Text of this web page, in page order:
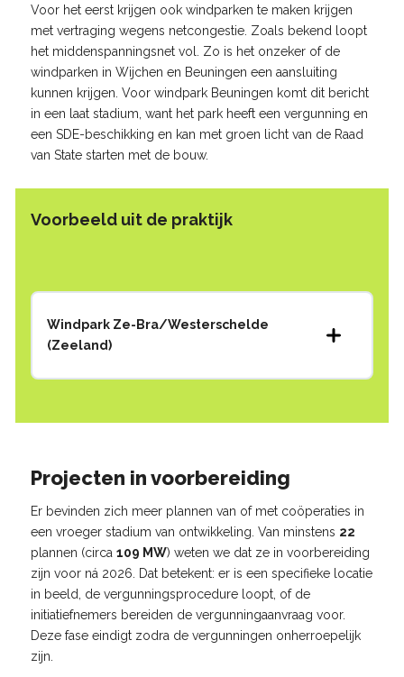
Voor het eerst krijgen ook windparken te maken krijgen
met vertraging wegens netcongestie. Zoals bekend loopt
het middenspanningsnet vol. Zo is het onzeker of de
windparken in Wijchen en Beuningen een aansluiting
kunnen krijgen. Voor windpark Beuningen komt dit bericht
in een laat stadium, want het park heeft een vergunning en
een SDE-beschikking en kan met groen licht van de Raad
van State starten met de bouw.
Voorbeeld uit de praktijk
Windpark Ze-Bra/Westerschelde
(Zeeland)
Projecten in voorbereiding
Er bevinden zich meer plannen van of met coöperaties in
een vroeger stadium van ontwikkeling. Van minstens 22
plannen (circa 109 MW) weten we dat ze in voorbereiding
zijn voor ná 2026. Dat betekent: er is een specifieke locatie
in beeld, de vergunningsprocedure loopt, of de
initiatiefnemers bereiden de vergunningaanvraag voor.
Deze fase eindigt zodra de vergunningen onherroepelijk
zijn.